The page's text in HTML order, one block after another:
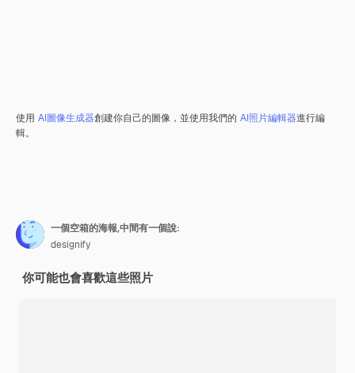
使用 AI圖像生成器創建你自己的圖像，並使用我們的 AI照片編輯器進行編
輯。
一個空箱的海報,中間有一個說:
designify
你可能也會喜歡這些照片